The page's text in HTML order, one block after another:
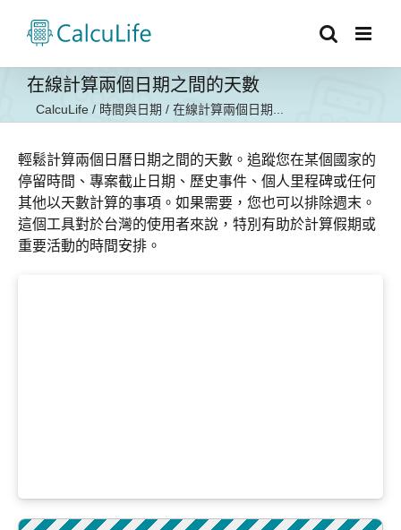
在線計算兩個日期之間的天數
CalcuLife / 時間與日期 / 在線計算兩個日期...
輕鬆計算兩個日曆日期之間的天數。追蹤您在某個國家的
停留時間、專案截止日期、歷史事件、個人里程碑或任何
其他以天數計算的事項。如果需要，您也可以排除週末。
這個工具對於台灣的使用者來說，特別有助於計算假期或
重要活動的時間安排。